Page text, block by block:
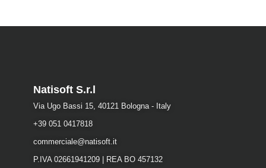
Natisoft S.r.l
Via Ugo Bassi 15, 40121 Bologna - Italy
+39 051 0417818
commerciale@natisoft.it
P.IVA 02661941209 | REA BO 457132